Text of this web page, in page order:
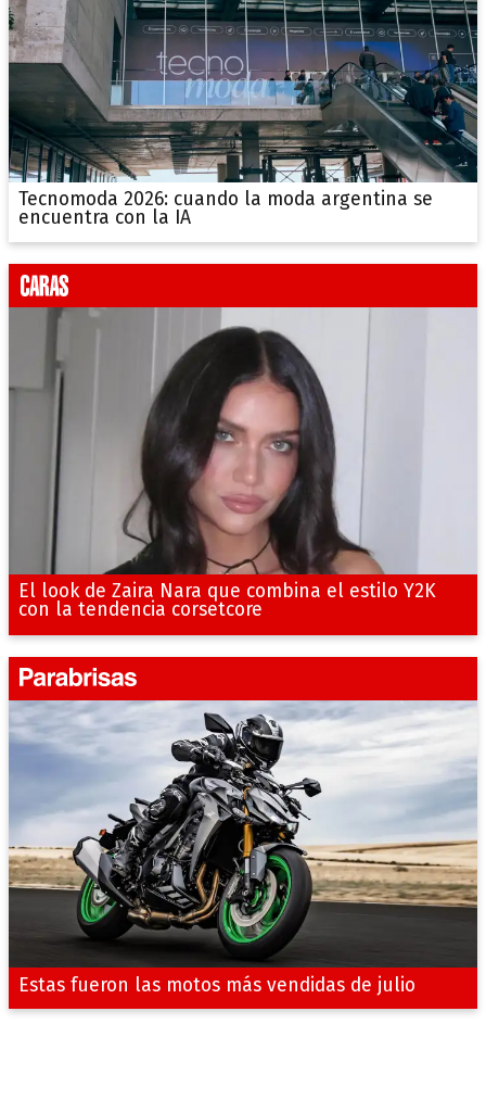
Tecnomoda 2026: cuando la moda argentina se
encuentra con la IA
El look de Zaira Nara que combina el estilo Y2K
con la tendencia corsetcore
Estas fueron las motos más vendidas de julio